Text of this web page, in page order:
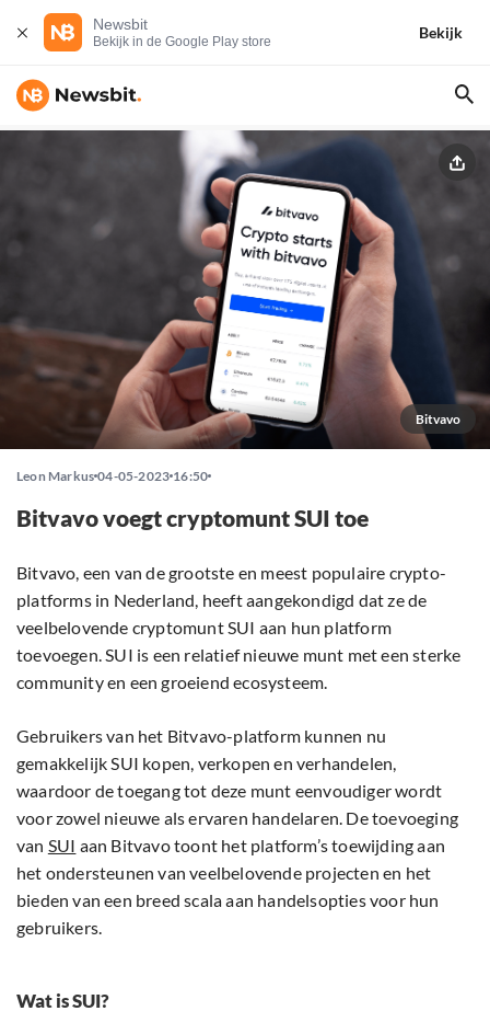
Newsbit
Bekijk in de Google Play store
Bekijk
Bitvavo
Leon Markus 04-05-2023 16:50
Bitvavo voegt cryptomunt SUI toe
Bitvavo, een van de grootste en meest populaire crypto-
platforms in Nederland, heeft aangekondigd dat ze de
veelbelovende cryptomunt SUI aan hun platform
toevoegen. SUI is een relatief nieuwe munt met een sterke
community en een groeiend ecosysteem.
Gebruikers van het Bitvavo-platform kunnen nu
gemakkelijk SUI kopen, verkopen en verhandelen,
waardoor de toegang tot deze munt eenvoudiger wordt
voor zowel nieuwe als ervaren handelaren. De toevoeging
van SUI aan Bitvavo toont het platform’s toewijding aan
het ondersteunen van veelbelovende projecten en het
bieden van een breed scala aan handelsopties voor hun
gebruikers.
Wat is SUI?